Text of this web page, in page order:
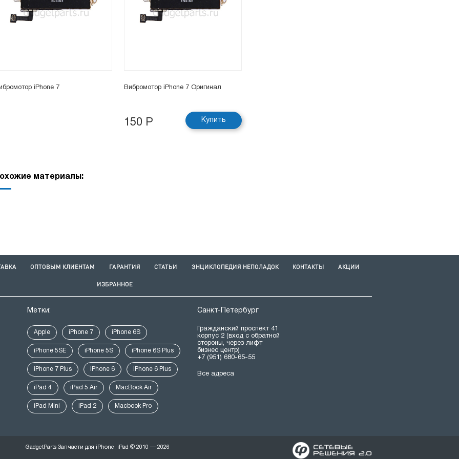
iPhone 7 Вибромотор iPhone 7 Оригинал
150 Р Купить
материалы:
ОПТОВЫМ КЛИЕНТАМ ГАРАНТИЯ СТАТЬИ ЭНЦИКЛОПЕДИЯ НЕПОЛАДОК КОНТАКТЫ АКЦИИ
ИЗБРАННОЕ
Метки:
Apple iPhone 7 iPhone 6S
iPhone 5SE iPhone 5S iPhone 6S Plus
iPhone 7 Plus iPhone 6 iPhone 6 Plus
iPad 4 iPad 5 Air MacBook Air
iPad Mini iPad 2 Macbook Pro
Санкт-Петербург
Гражданский проспект 41
корпус 2 (вход с обратной
стороны, через лифт
бизнес центр)
+7 (951) 680-65-55
Все адреса
GadgetParts Запчасти для iPhone, iPad © 2010 — 2026